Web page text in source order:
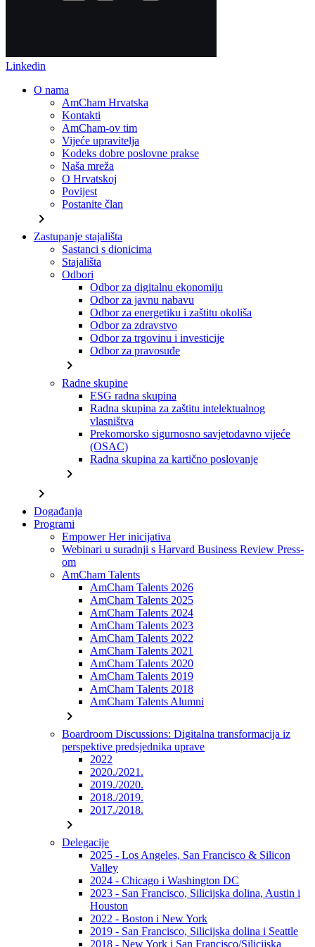
Linkedin
O nama
AmCham Hrvatska
Kontakti
AmCham-ov tim
Vijeće upravitelja
Kodeks dobre poslovne prakse
Naša mreža
O Hrvatskoj
Povijest
Postanite član
chevron_right
Zastupanje stajališta
Sastanci s dionicima
Stajališta
Odbori
Odbor za digitalnu ekonomiju
Odbor za javnu nabavu
Odbor za energetiku i zaštitu okoliša
Odbor za zdravstvo
Odbor za trgovinu i investicije
Odbor za pravosuđe
chevron_right
Radne skupine
ESG radna skupina
Radna skupina za zaštitu intelektualnog
vlasništva
Prekomorsko sigurnosno savjetodavno vijeće
(OSAC)
Radna skupina za kartično poslovanje
chevron_right
chevron_right
Događanja
Programi
Empower Her inicijativa
Webinari u suradnji s Harvard Business Review Press-
om
AmCham Talents
AmCham Talents 2026
AmCham Talents 2025
AmCham Talents 2024
AmCham Talents 2023
AmCham Talents 2022
AmCham Talents 2021
AmCham Talents 2020
AmCham Talents 2019
AmCham Talents 2018
AmCham Talents Alumni
chevron_right
Boardroom Discussions: Digitalna transformacija iz
perspektive predsjednika uprave
2022
2020./2021.
2019./2020.
2018./2019.
2017./2018.
chevron_right
Delegacije
2025 - Los Angeles, San Francisco & Silicon
Valley
2024 - Chicago i Washington DC
2023 - San Francisco, Silicijska dolina, Austin i
Houston
2022 - Boston i New York
2019 - San Francisco, Silicijska dolina i Seattle
2018 - New York i San Francisco/Silicijska